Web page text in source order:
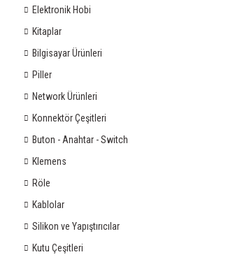
Elektronik Hobi
Kitaplar
Bilgisayar Ürünleri
Piller
Network Ürünleri
Konnektör Çeşitleri
Buton - Anahtar - Switch
Klemens
Röle
Kablolar
Silikon ve Yapıştırıcılar
Kutu Çeşitleri